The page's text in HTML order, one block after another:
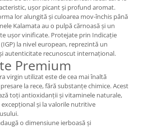
ușor picant și profund aromat.
lor alungită și culoarea mov-închis până
Kalamata au o pulpă cărnoasă și un
ușor vinificate. Protejate prin Indicație
la nivel european, reprezintă un
autenticitate recunoscut internațional.
Premium
virgin utilizat este de cea mai înaltă
la rece, fără substanțe chimice. Acest
toți antioxidanții și vitaminele naturale,
și la valorile nutritive
o dimensiune ierboasă și